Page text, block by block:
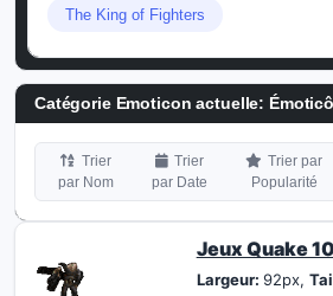
The King of Fighters
Catégorie Emoticon actuelle:
Trier
par Nom
Trier
par Date
Trier par
Popularité
Jeux Quake 10
Largeur: 92px,